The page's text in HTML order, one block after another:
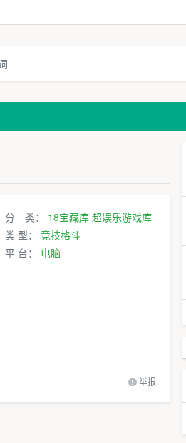
分 类： 18宝藏库 超娱乐游戏库
类 型：
竞技格斗
平 台：
电脑
举报